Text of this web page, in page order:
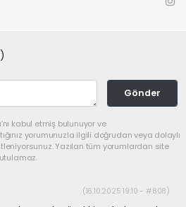
Gönder
kabul etmiş bulunuyor ve
yorumunuzla ilgili doğrudan veya dolaylı
Yazılan tüm yorumlardan site
(16.10.2025 19:10 - #808)